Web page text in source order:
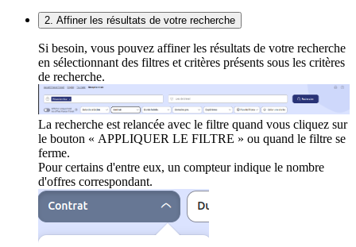
2. Affiner les résultats de votre recherche
Si besoin, vous pouvez affiner les résultats de votre recherche
en sélectionnant des filtres et critères présents sous les critères
de recherche.
La recherche est relancée avec le filtre quand vous cliquez sur
le bouton « APPLIQUER LE FILTRE » ou quand le filtre se
ferme.
Pour certains d'entre eux, un compteur indique le nombre
d'offres correspondant.